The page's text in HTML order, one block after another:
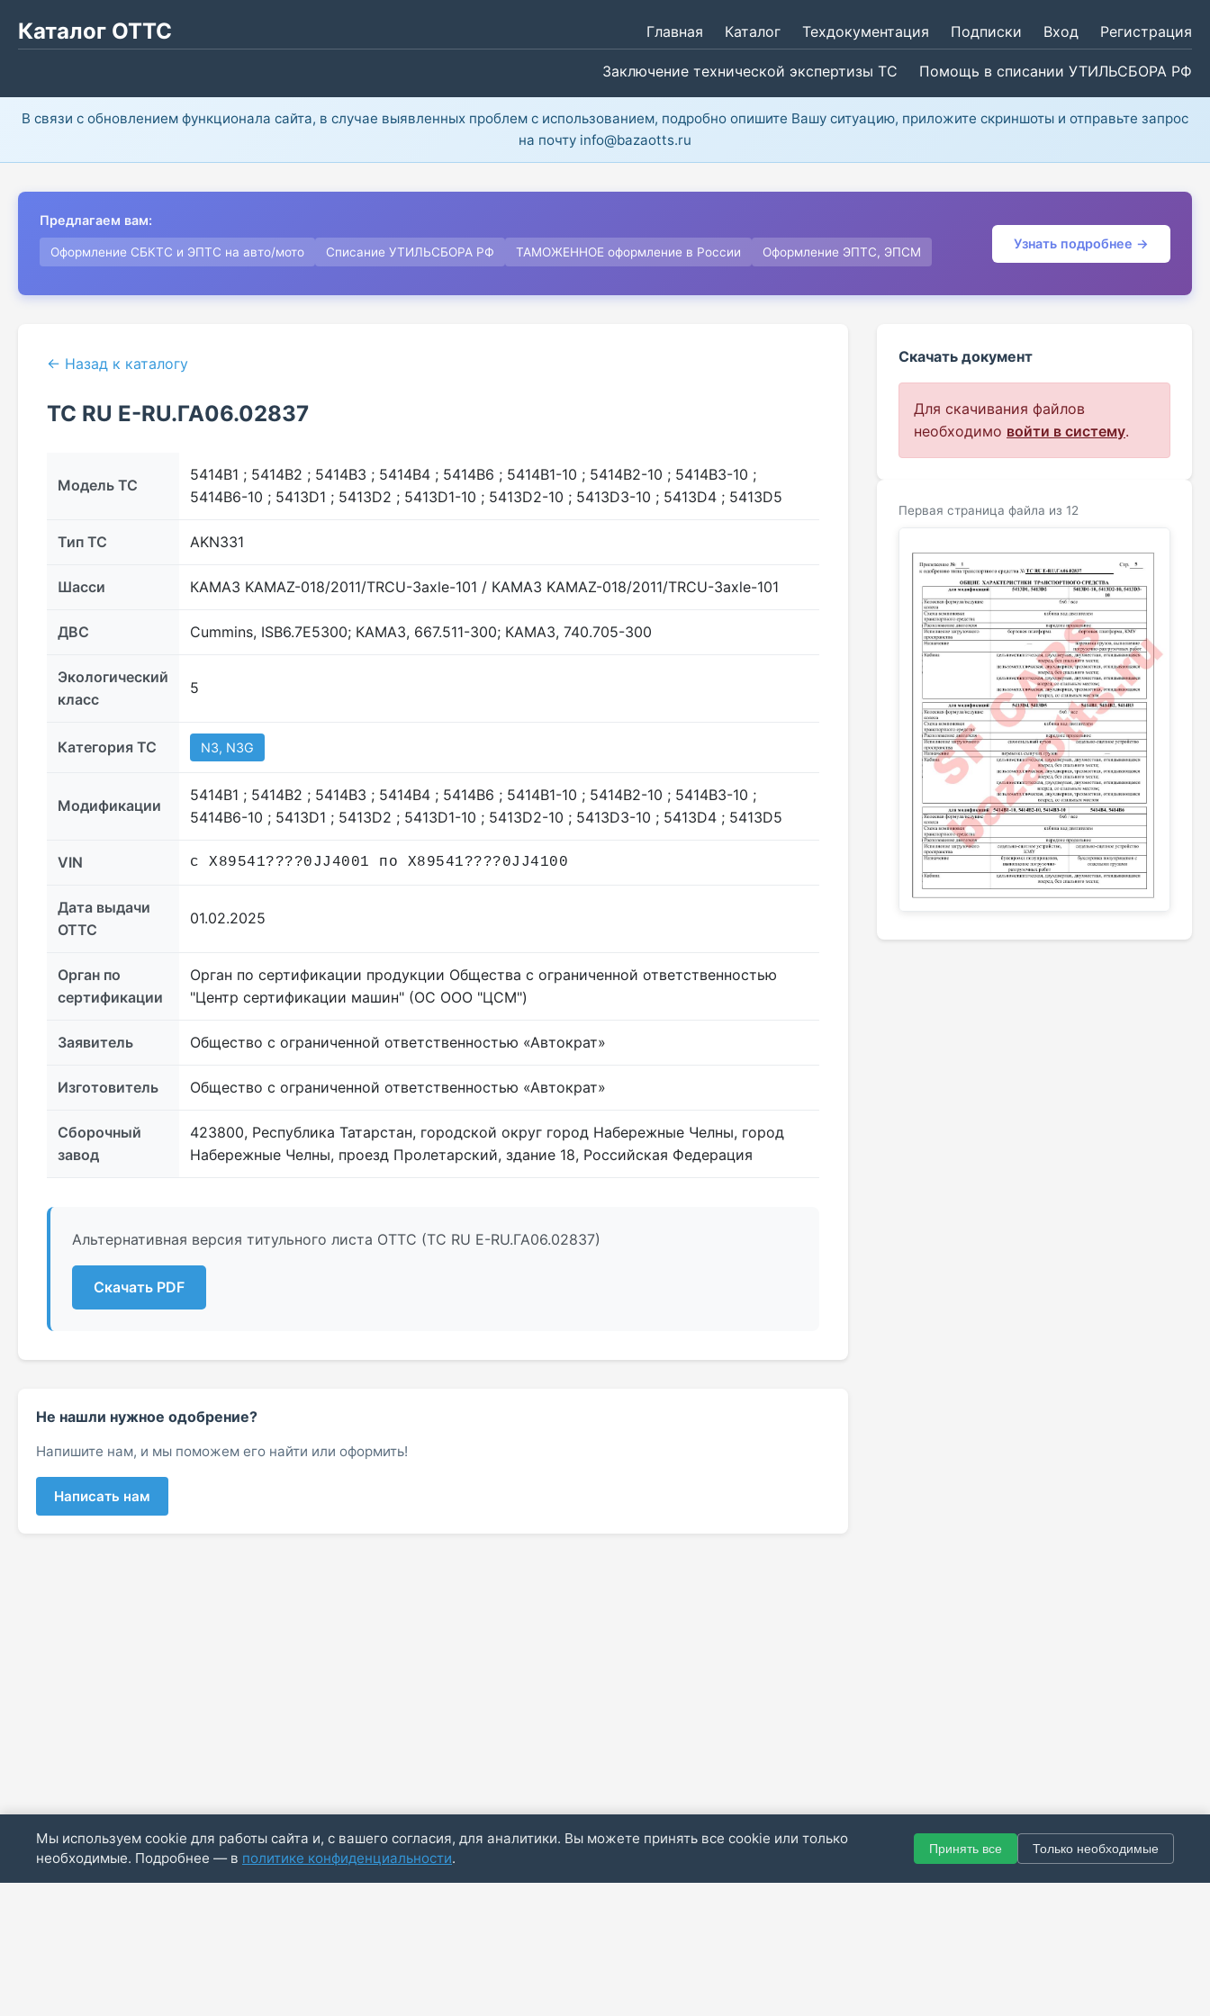
Каталог ОТТС Главная Каталог Техдокументация Подписки Вход Регистрация
Заключение технической экспертизы ТС Помощь в списании УТИЛЬСБОРА РФ
В связи с обновлением функционала сайта, в случае выявленных проблем с использованием, подробно опишите Вашу ситуацию, приложите скриншоты и отправьте запрос
на почту info@bazaotts.ru
Предлагаем вам:
Оформление СБКТС и ЭПТС на авто/мото Списание УТИЛЬСБОРА РФ ТАМОЖЕННОЕ оформление в России Оформление ЭПТС, ЭПСМ
Узнать подробнее →
← Назад к каталогу
ТС RU Е-RU.ГА06.02837
Модель ТС
5414В1 ; 5414В2 ; 5414В3 ; 5414В4 ; 5414В6 ; 5414В1-10 ; 5414В2-10 ; 5414В3-10 ;
5414В6-10 ; 5413D1 ; 5413D2 ; 5413D1-10 ; 5413D2-10 ; 5413D3-10 ; 5413D4 ; 5413D5
Тип ТС AKN331
Шасси КАМАЗ KAMAZ-018/2011/TRСU-3axle-101 / КАМАЗ KAMAZ-018/2011/TRСU-3axle-101
ДВС Cummins, ISB6.7E5300; КАМАЗ, 667.511-300; КАМАЗ, 740.705-300
Экологический
класс
5
Категория ТС N3, N3G
Модификации
5414В1 ; 5414В2 ; 5414В3 ; 5414В4 ; 5414В6 ; 5414В1-10 ; 5414В2-10 ; 5414В3-10 ;
5414В6-10 ; 5413D1 ; 5413D2 ; 5413D1-10 ; 5413D2-10 ; 5413D3-10 ; 5413D4 ; 5413D5
VIN с X89541????0JJ4001 по X89541????0JJ4100
Дата выдачи
ОТТС
01.02.2025
Орган по
сертификации
Орган по сертификации продукции Общества с ограниченной ответственностью
"Центр сертификации машин" (ОС ООО "ЦСМ")
Заявитель Общество с ограниченной ответственностью «Автократ»
Изготовитель Общество с ограниченной ответственностью «Автократ»
Сборочный
завод
423800, Республика Татарстан, городской округ город Набережные Челны, город
Набережные Челны, проезд Пролетарский, здание 18, Российская Федерация
Альтернативная версия титульного листа ОТТС (ТС RU Е-RU.ГА06.02837)
Скачать PDF
Скачать документ
Для скачивания файлов
необходимо войти в систему.
Первая страница файла из 12
Не нашли нужное одобрение?
Напишите нам, и мы поможем его найти или оформить!
Написать нам
Мы используем cookie для работы сайта и, с вашего согласия, для аналитики. Вы можете принять все cookie или только
необходимые. Подробнее — в политике конфиденциальности.
Принять все Только необходимые